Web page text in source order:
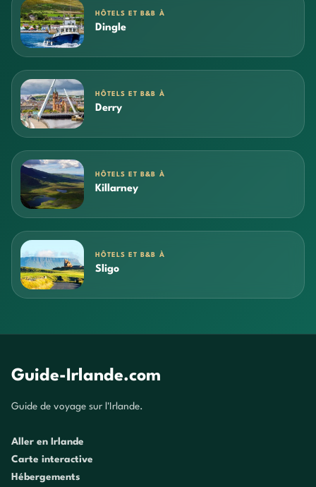
HÔTELS ET B&B À
Dingle
HÔTELS ET B&B À
Derry
HÔTELS ET B&B À
Killarney
HÔTELS ET B&B À
Sligo
Guide-Irlande.com
Guide de voyage sur l'Irlande.
Aller en Irlande
Carte interactive
Hébergements